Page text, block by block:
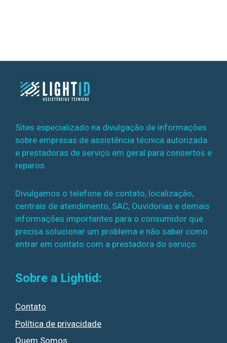
Sites especializado na divulgação de informações
sobre empresas de assistência técnica autorizada
e prestadoras de serviço em geral para consertos e
reparos.
Divulgamos o telefone de contato, localização,
centrais de atendimento, SAC, Ouvidorias e demais
informações importantes para o consumidor que
precisa solucionar um problema e não saber como
entrar em contato com a prestadora do serviço.
Sobre a Lightid:
Contato
Política de privacidade
Quem Somos